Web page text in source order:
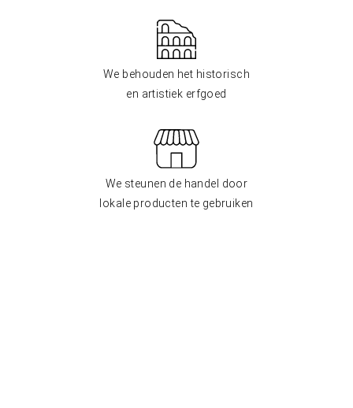
We behouden het historisch
en artistiek erfgoed
We steunen de handel door
lokale producten te gebruiken